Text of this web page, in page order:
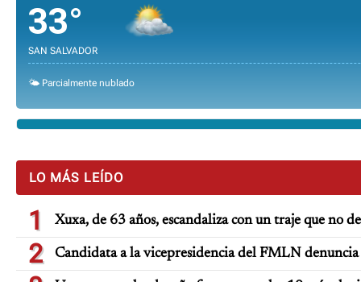
33°
SAN SALVADOR
🌤️ Parcialmente nublado
LO MÁS LEÍDO
1 Xuxa, de 63 años, escandaliza con un traje que no
2 Candidata a la vicepresidencia del FMLN